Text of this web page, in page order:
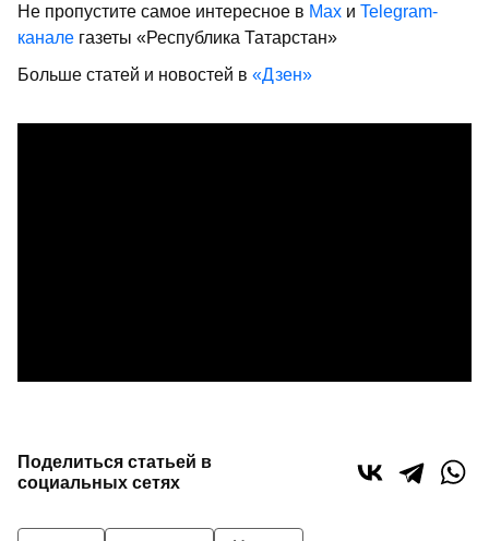
Не пропустите самое интересное в Max и Telegram-
канале газеты «Республика Татарстан»
Больше статей и новостей в «Дзен»
Поделиться статьей в
социальных сетях